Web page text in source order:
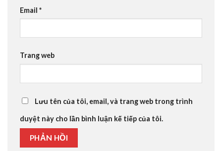
Email *
Trang web
Lưu tên của tôi, email, và trang web trong trình
duyệt này cho lần bình luận kế tiếp của tôi.